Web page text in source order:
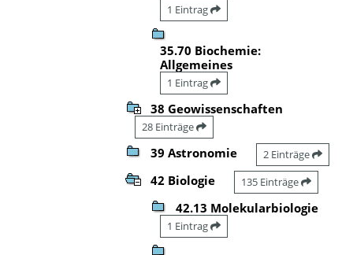
1 Eintrag
35.70 Biochemie:
Allgemeines
1 Eintrag
38 Geowissenschaften
28 Einträge
39 Astronomie 2 Einträge
42 Biologie 135 Einträge
42.13 Molekularbiologie
1 Eintrag